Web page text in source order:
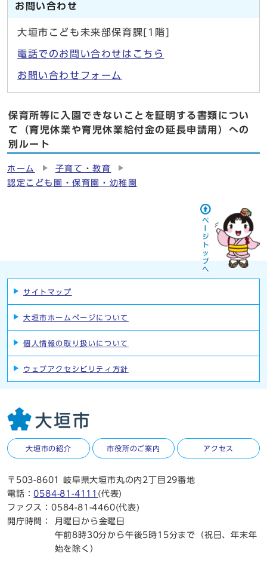
お問い合わせ
大垣市こども未来部保育課[1階]
電話でのお問い合わせはこちら
お問い合わせフォーム
保育所等に入園できないことを証明する書類につい
て（育児休業や育児休業給付金の延長申請用）への
別ルート
ホーム
子育て・教育
認定こども園・保育園・幼稚園
サイトマップ
大垣市ホームページについて
個人情報の取り扱いについて
ウェブアクセシビリティ方針
大垣市の紹介 市役所のご案内 アクセス
〒503-8601 岐阜県大垣市丸の内2丁目29番地
電話：0584-81-4111 (代表)
ファクス：0584-81-4460(代表)
開庁時間：
月曜日から金曜日
午前8時30分から午後5時15分まで（祝日、年末年
始を除く）